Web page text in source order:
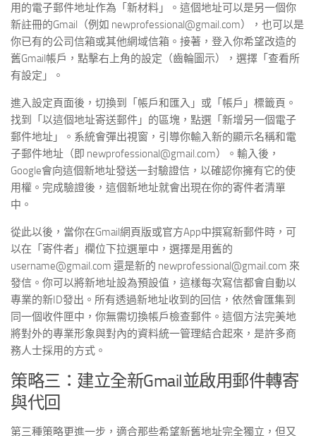
用的電子郵件地址作為「新材料」。這個地址可以是另一個你
新註冊的Gmail（例如 newprofessional@gmail.com），也可以是
你已有的公司信箱或其他網域信箱。接著，登入你希望改造的
舊Gmail帳戶，點擊右上角的設定（齒輪圖示），選擇「查看所
有設定」。
進入設定頁面後，切換到「帳戶和匯入」或「帳戶」標籤頁。
找到「以這個地址寄送郵件」的區塊，點選「新增另一個電子
郵件地址」。系統會彈出視窗，引導你輸入新的顯示名稱和電
子郵件地址（即 newprofessional@gmail.com）。輸入後，
Google會向這個新地址發送一封驗證信，以確認你擁有它的使
用權。完成驗證後，這個新地址就會出現在你的寄件者清單
中。
從此以後，當你在Gmail網頁版或官方App中撰寫新郵件時，可
以在「寄件者」欄位下拉選單中，選擇是用舊的
username@gmail.com 還是新的 newprofessional@gmail.com 來
發信。你可以將新地址設為預設值，這樣每次寫信都會自動以
專業的新ID發出。所有透過新地址收到的回信，依然會匯集到
同一個收件匣中，你無需切換帳戶檢查郵件。這個方法完美地
將對外的專業形象與對內的資料統一管理結合起來，是許多商
務人士採用的方式。
策略三：建立全新Gmail並啟用郵件轉寄
與代回
第三種策略更進一步，適合那些希望新舊地址完全獨立，但又